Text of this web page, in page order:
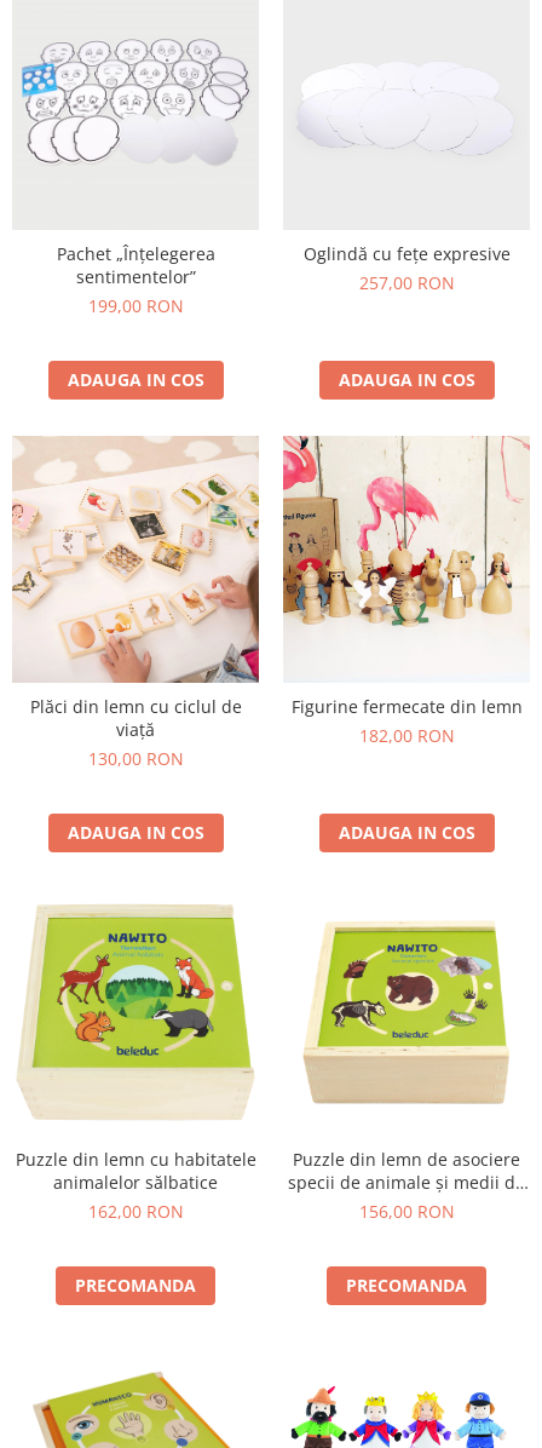
Pachet „Înțelegerea
sentimentelor”
199,00 RON
ADAUGA IN COS
Oglindă cu fețe expresive
257,00 RON
ADAUGA IN COS
Plăci din lemn cu ciclul de
viață
130,00 RON
ADAUGA IN COS
Figurine fermecate din lemn
182,00 RON
ADAUGA IN COS
Puzzle din lemn cu habitatele
animalelor sălbatice
162,00 RON
PRECOMANDA
Puzzle din lemn de asociere
specii de animale și medii de
viață
156,00 RON
PRECOMANDA